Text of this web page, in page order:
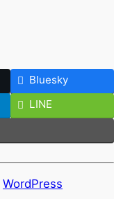
Bluesky
LINE
WordPress